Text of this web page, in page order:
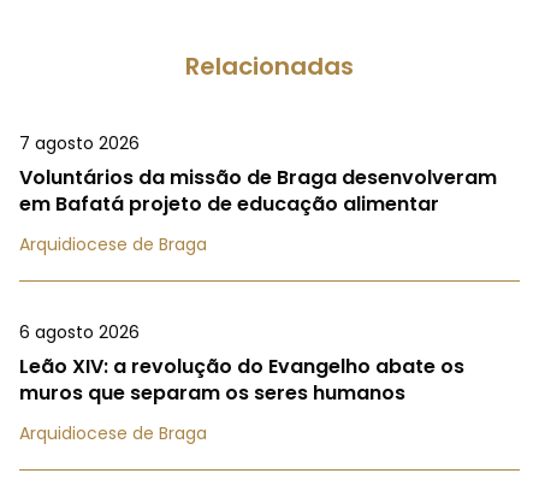
Relacionadas
7 agosto 2026
Voluntários da missão de Braga desenvolveram
em Bafatá projeto de educação alimentar
Arquidiocese de Braga
6 agosto 2026
Leão XIV: a revolução do Evangelho abate os
muros que separam os seres humanos
Arquidiocese de Braga